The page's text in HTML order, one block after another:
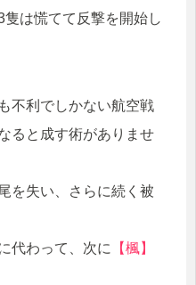
は慌てて反撃を開始し
不利でしかない航空戦
ると成す術がありませ
を失い、さらに続く被
代わって、次に
【楓】